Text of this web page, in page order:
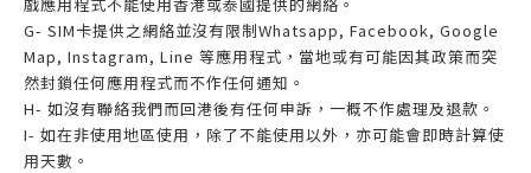
G- SIM卡提供之網絡並沒有限制Whatsapp, Facebook, Google
Map, Instagram, Line 等應用程式，當地或有可能因其政策而突
然封鎖任何應用程式而不作任何通知。
H- 如沒有聯絡我們而回港後有任何申訴，一概不作處理及退款。
I- 如在非使用地區使用，除了不能使用以外，亦可能會即時計算使
用天數。